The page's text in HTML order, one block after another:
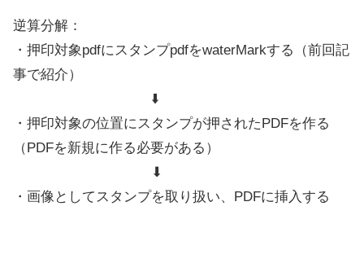
逆算分解：
・押印対象pdfにスタンプpdfをwaterMarkする（前回記
事で紹介）
⬇️
・押印対象の位置にスタンプが押されたPDFを作る
（PDFを新規に作る必要がある）
⬇︎
・画像としてスタンプを取り扱い、PDFに挿入する